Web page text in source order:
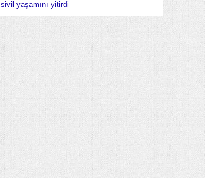
sivil yaşamını yitirdi